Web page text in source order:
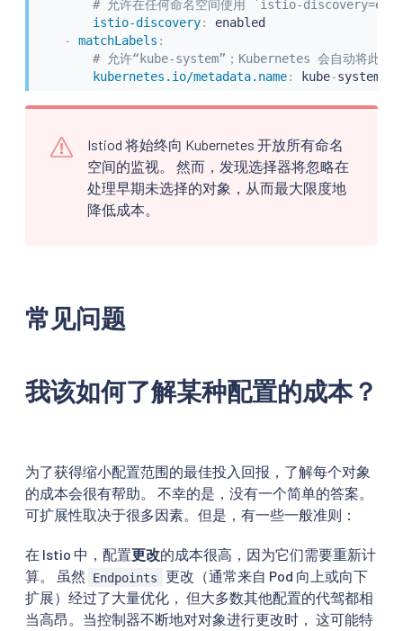
# 允许在任何命名空间使用 `istio-
istio-discovery:
enabled
-
matchLabels :
# 允许“kube-system”；Kubernetes 会自动将此标
kubernetes.io/metadata.name: kube-system
Istiod 将始终向 Kubernetes 开放所有命名
空间的监视。 然而，发现选择器将忽略在
处理早期未选择的对象，从而最大限度地
降低成本。
常见问题
我该如何了解某种配置的成本？
为了获得缩小配置范围的最佳投入回报，了解每个对象
的成本会很有帮助。 不幸的是，没有一个简单的答案。
可扩展性取决于很多因素。但是，有一些一般准则：
在 Istio 中，配置更改的成本很高，因为它们需要重新计
算。 虽然
Endpoints
更改（通常来自 Pod 向上或向下
扩展）经过了大量优化， 但大多数其他配置的代驾都相
当高昂。当控制器不断地对对象进行更改时， 这可能特